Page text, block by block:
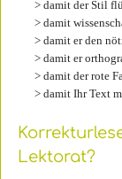
> damit der Stil
> damit
> damit er den
> damit er
> damit der rote
> damit Ihr Text
Lektorat?